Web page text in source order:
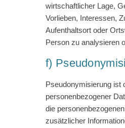
wirtschaftlicher Lage,
Vorlieben, Interessen,
Aufenthaltsort oder
Person zu analysieren
f)
Pseudonymisierung ist
personenbezogener
die
zusätzlicher